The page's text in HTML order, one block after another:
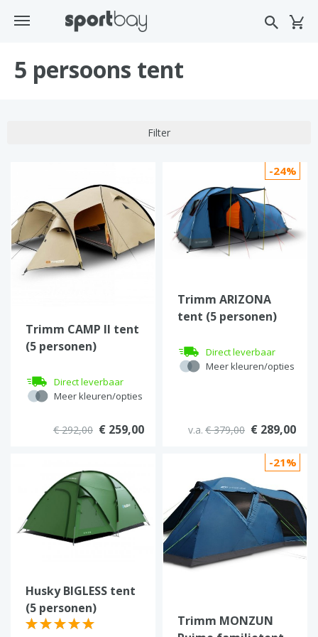
5 persoons tent
Filter
Trimm CAMP II tent
(5 personen)
Direct leverbaar
Meer kleuren/opties
€ 292,00 € 259,00
-24%
Trimm ARIZONA
tent (5 personen)
Direct leverbaar
Meer kleuren/opties
v.a. € 379,00 € 289,00
Husky BIGLESS tent
(5 personen)
-21%
Trimm MONZUN